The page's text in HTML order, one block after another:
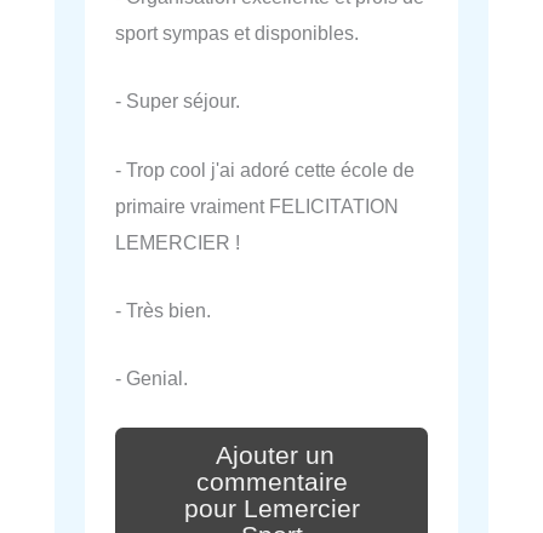
sport sympas et disponibles.
- Super séjour.
- Trop cool j'ai adoré cette école de
primaire vraiment FELICITATION
LEMERCIER !
- Très bien.
- Genial.
Ajouter un
commentaire
pour Lemercier